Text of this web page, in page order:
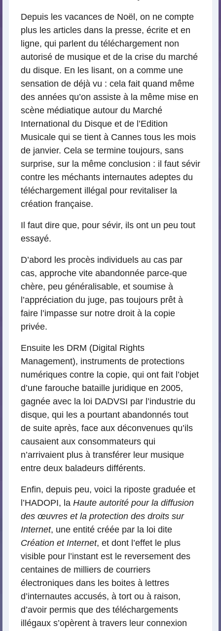
Depuis les vacances de Noël, on ne compte
plus les articles dans la presse, écrite et en
ligne, qui parlent du téléchargement non
autorisé de musique et de la crise du marché
du disque. En les lisant, on a comme une
sensation de déjà vu : cela fait quand même
des années qu’on assiste à la même mise en
scène médiatique autour du Marché
International du Disque et de l’Edition
Musicale qui se tient à Cannes tous les mois
de janvier. Cela se termine toujours, sans
surprise, sur la même conclusion : il faut sévir
contre les méchants internautes adeptes du
téléchargement illégal pour revitaliser la
création française.
Il faut dire que, pour sévir, ils ont un peu tout
essayé.
D’abord les procès individuels au cas par
cas, approche vite abandonnée parce-que
chère, peu généralisable, et soumise à
l’appréciation du juge, pas toujours prêt à
faire l’impasse sur notre droit à la copie
privée.
Ensuite les DRM (Digital Rights
Management), instruments de protections
numériques contre la copie, qui ont fait l’objet
d’une farouche bataille juridique en 2005,
gagnée avec la loi DADVSI par l’industrie du
disque, qui les a pourtant abandonnés tout
de suite après, face aux déconvenues qu’ils
causaient aux consommateurs qui
n’arrivaient plus à transférer leur musique
entre deux baladeurs différents.
Enfin, depuis peu, voici la riposte graduée et
l’HADOPI, la Haute autorité pour la diffusion
des œuvres et la protection des droits sur
Internet, une entité créée par la loi dite
Création et Internet, et dont l’effet le plus
visible pour l’instant est le reversement des
centaines de milliers de courriers
électroniques dans les boites à lettres
d’internautes accusés, à tort ou à raison,
d’avoir permis que des téléchargements
illégaux s’opèrent à travers leur connexion